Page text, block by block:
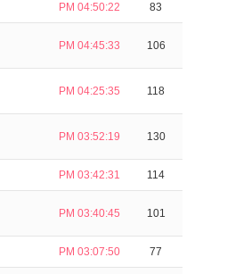
PM 04:50:22 83
PM 04:45:33 106
PM 04:25:35 118
PM 03:52:19 130
PM 03:42:31 114
PM 03:40:45 101
PM 03:07:50 77